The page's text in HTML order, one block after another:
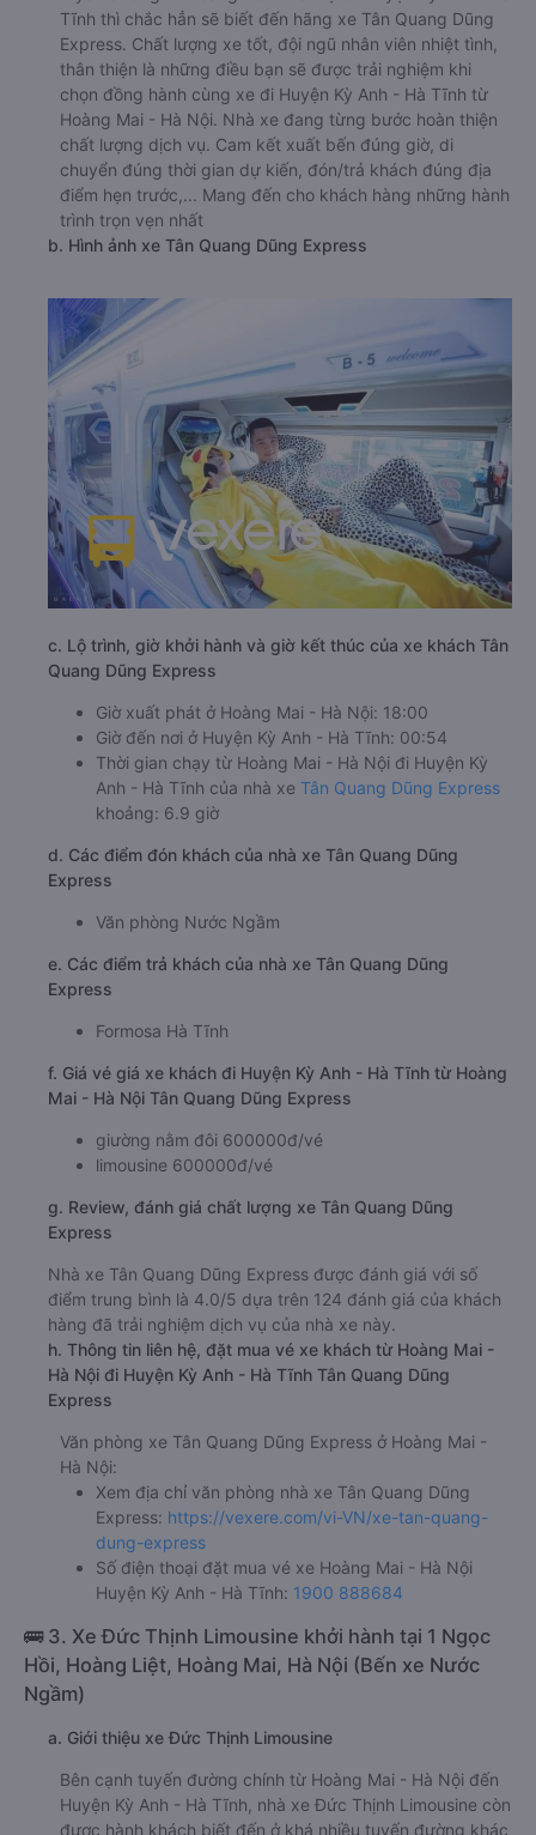
Tĩnh thì chắc hẳn sẽ biết đến hãng xe Tân Quang Dũng
Express. Chất lượng xe tốt, đội ngũ nhân viên nhiệt tình,
thân thiện là những điều bạn sẽ được trải nghiệm khi
chọn đồng hành cùng xe đi Huyện Kỳ Anh - Hà Tĩnh từ
Hoàng Mai - Hà Nội. Nhà xe đang từng bước hoàn thiện
chất lượng dịch vụ. Cam kết xuất bến đúng giờ, di
chuyển đúng thời gian dự kiến, đón/trả khách đúng địa
điểm hẹn trước,... Mang đến cho khách hàng những hành
trình trọn vẹn nhất
b. Hình ảnh xe Tân Quang Dũng Express
c. Lộ trình, giờ khởi hành và giờ kết thúc của xe khách Tân
Quang Dũng Express
Giờ xuất phát ở Hoàng Mai - Hà Nội: 18:00
Giờ đến nơi ở Huyện Kỳ Anh - Hà Tĩnh: 00:54
Thời gian chạy từ Hoàng Mai - Hà Nội đi Huyện Kỳ
Anh - Hà Tĩnh của nhà xe Tân Quang Dũng Express
khoảng: 6.9 giờ
d. Các điểm đón khách của nhà xe Tân Quang Dũng
Express
Văn phòng Nước Ngầm
e. Các điểm trả khách của nhà xe Tân Quang Dũng
Express
Formosa Hà Tĩnh
f. Giá vé giá xe khách đi Huyện Kỳ Anh - Hà Tĩnh từ Hoàng
Mai - Hà Nội Tân Quang Dũng Express
giường nằm đôi 600000đ/vé
limousine 600000đ/vé
g. Review, đánh giá chất lượng xe Tân Quang Dũng
Express
Nhà xe Tân Quang Dũng Express được đánh giá với số
điểm trung bình là 4.0/5 dựa trên 124 đánh giá của khách
hàng đã trải nghiệm dịch vụ của nhà xe này.
h. Thông tin liên hệ, đặt mua vé xe khách từ Hoàng Mai -
Hà Nội đi Huyện Kỳ Anh - Hà Tĩnh Tân Quang Dũng
Express
Văn phòng xe Tân Quang Dũng Express ở Hoàng Mai -
Hà Nội:
Xem địa chỉ văn phòng nhà xe Tân Quang Dũng
Express: https://vexere.com/vi-VN/xe-tan-quang-
dung-express
Số điện thoại đặt mua vé xe Hoàng Mai - Hà Nội
Huyện Kỳ Anh - Hà Tĩnh: 1900 888684
🚌 3. Xe Đức Thịnh Limousine khởi hành tại 1 Ngọc
Hồi, Hoàng Liệt, Hoàng Mai, Hà Nội (Bến xe Nước
Ngầm)
a. Giới thiệu xe Đức Thịnh Limousine
Bên cạnh tuyến đường chính từ Hoàng Mai - Hà Nội đến
Huyện Kỳ Anh - Hà Tĩnh, nhà xe Đức Thịnh Limousine còn
được hành khách biết đến ở khá nhiều tuyến đường khác